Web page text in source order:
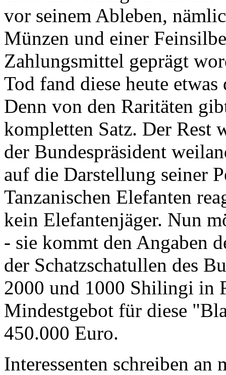
vor seinem Ableben,
Münzen und einer
Zahlungsmittel geprägt
Tod fand diese heute
Denn von den Raritäten
kompletten Satz. Der Rest
der Bundespräsident
auf die Darstellung seiner
Tanzanischen Elefanten
kein Elefantenjäger. Nun
- sie kommt den Angaben
der Schatzschatullen des
2000 und 1000 Shilingi in
Mindestgebot für diese
450.000 Euro.
Interessenten schreiben